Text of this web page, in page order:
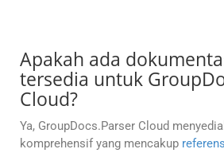
Apakah ada
tersedia untuk
Cloud?
Ya, GroupDocs.Parser Cloud
komprehensif yang mencakup